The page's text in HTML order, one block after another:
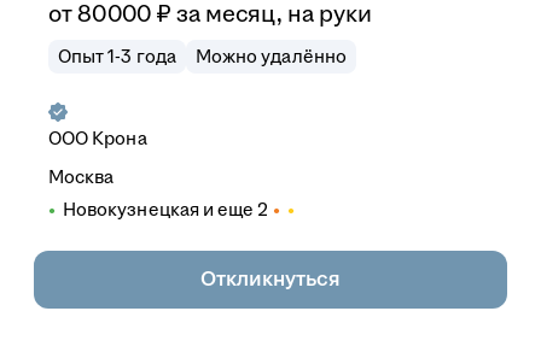
от80 000 ₽ за месяц, на руки
Опыт 1-3 года Можно удалённо
ООО Крона
Москва
Новокузнецкая и еще 2
Откликнуться